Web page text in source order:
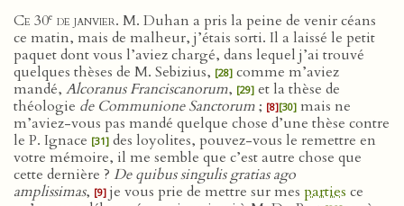
Ce 30e de janvier. M. Duhan a pris la peine de venir céans
ce matin, mais de malheur, j’étais sorti. Il a laissé le petit
paquet dont vous l’aviez chargé, dans lequel j’ai trouvé
quelques thèses de M. Sebizius, [28] comme m’aviez
mandé, Alcoranus Franciscanorum, [29] et la thèse de
théologie de Communione Sanctorum; [8][30] mais ne
m’aviez-vous pas mandé quelque chose d’une thèse contre
le P. Ignace [31] des loyolites, pouvez-vous le remettre en
votre mémoire, il me semble que c’est autre chose que
cette dernière ? De quibus singulis gratias ago
amplissimas, [9] je vous prie de mettre sur mes parties ce